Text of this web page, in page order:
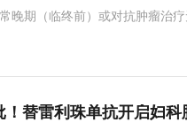
晚期（临终前）或对抗肿瘤治
的营养治疗。
替雷利珠单抗开启妇科